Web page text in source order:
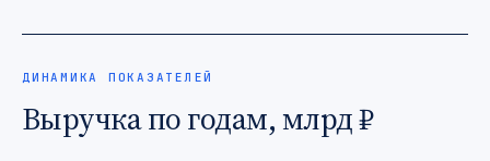
ДИНАМИКА ПОКАЗАТЕЛЕЙ
Выручка по годам, млрд ₽